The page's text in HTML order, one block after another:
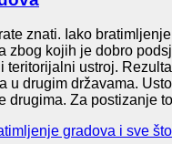
znati. Iako
kojih je dobro
teritorijalni ustroj.
u drugim državama.
drugima. Za postizanje
gradova i sve